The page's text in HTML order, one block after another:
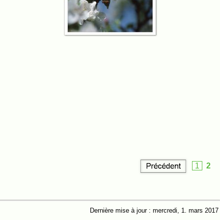
1 2
Dernière mise à jour : mercredi, 1. mars 2017